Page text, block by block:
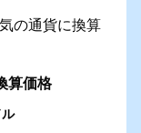
通貨に換算
算価格